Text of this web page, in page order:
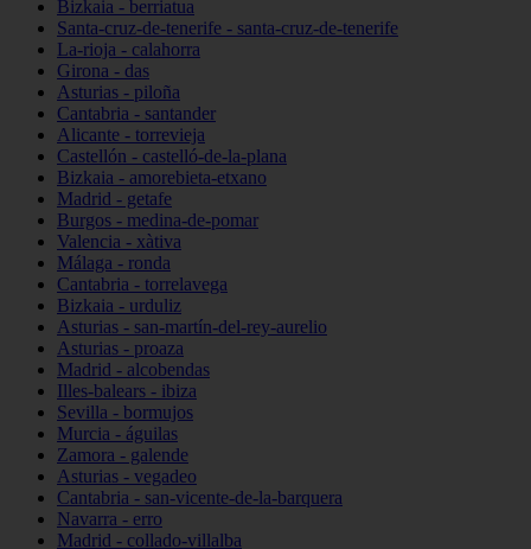
Bizkaia - berriatua
Santa-cruz-de-tenerife - santa-cruz-de-tenerife
La-rioja - calahorra
Girona - das
Asturias - piloña
Cantabria - santander
Alicante - torrevieja
Castellón - castelló-de-la-plana
Bizkaia - amorebieta-etxano
Madrid - getafe
Burgos - medina-de-pomar
Valencia - xàtiva
Málaga - ronda
Cantabria - torrelavega
Bizkaia - urduliz
Asturias - san-martín-del-rey-aurelio
Asturias - proaza
Madrid - alcobendas
Illes-balears - ibiza
Sevilla - bormujos
Murcia - águilas
Zamora - galende
Asturias - vegadeo
Cantabria - san-vicente-de-la-barquera
Navarra - erro
Madrid - collado-villalba